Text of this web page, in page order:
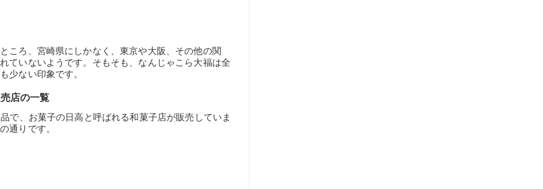
ころ、宮崎県にしかなく、東京や大阪、その他の関
ていないようです。そもそも、なんじゃこら大福は全
少ない印象です。
店の一覧
で、お菓子の日高と呼ばれる和菓子店が販売していま
通りです。